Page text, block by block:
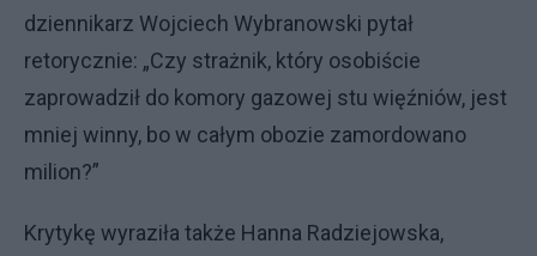
dziennikarz Wojciech Wybranowski pytał
retorycznie: „Czy strażnik, który osobiście
zaprowadził do komory gazowej stu więźniów, jest
mniej winny, bo w całym obozie zamordowano
milion?”
Krytykę wyraziła także Hanna Radziejowska,